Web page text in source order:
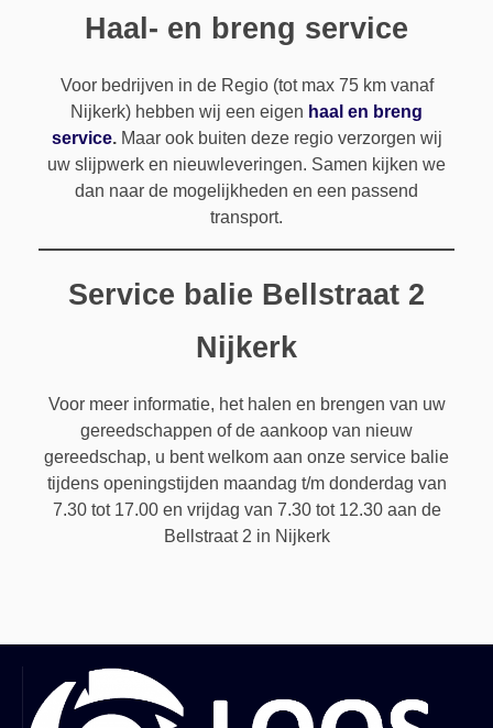
Haal- en breng service
Voor bedrijven in de Regio (tot max 75 km vanaf
Nijkerk) hebben wij een eigen haal en breng
service.Maar ook buiten deze regio verzorgen wij
uw slijpwerk en nieuwleveringen. Samen kijken we
dan naar de mogelijkheden en een passend
transport.
Service balie Bellstraat 2
Nijkerk
Voor meer informatie, het halen en brengen van uw
gereedschappen of de aankoop van nieuw
gereedschap, u bent welkom aan onze service balie
tijdens openingstijden maandag t/m donderdag van
7.30 tot 17.00 en vrijdag van 7.30 tot 12.30 aan de
Bellstraat 2 in Nijkerk